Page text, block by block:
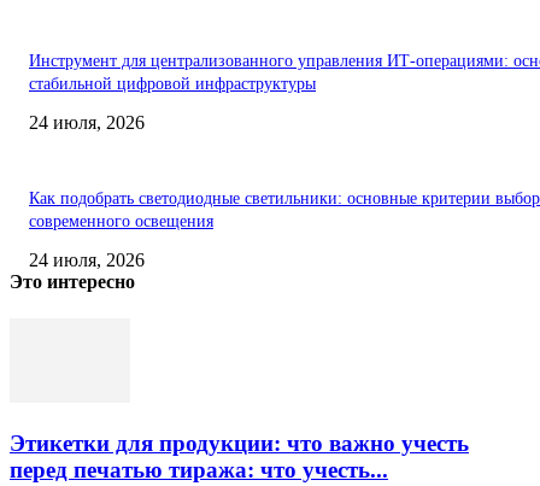
Инструмент для централизованного управления ИТ-операциями:
стабильной цифровой инфраструктуры
24 июля, 2026
Как подобрать светодиодные светильники: основные критерии
современного освещения
24 июля, 2026
Это интересно
Этикетки для продукции: что важно учесть
перед печатью тиража: что учесть...